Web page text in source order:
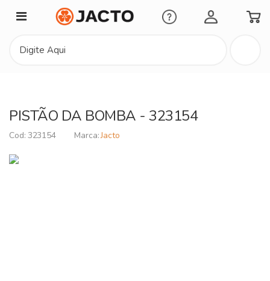
Minha Conta
PISTÃO DA BOMBA - 323154
323154 Jacto